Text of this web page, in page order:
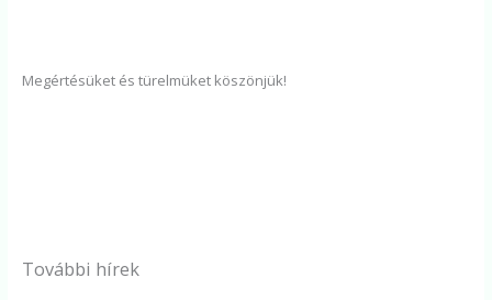
Megértésüket és türelmüket köszönjük!
További hírek